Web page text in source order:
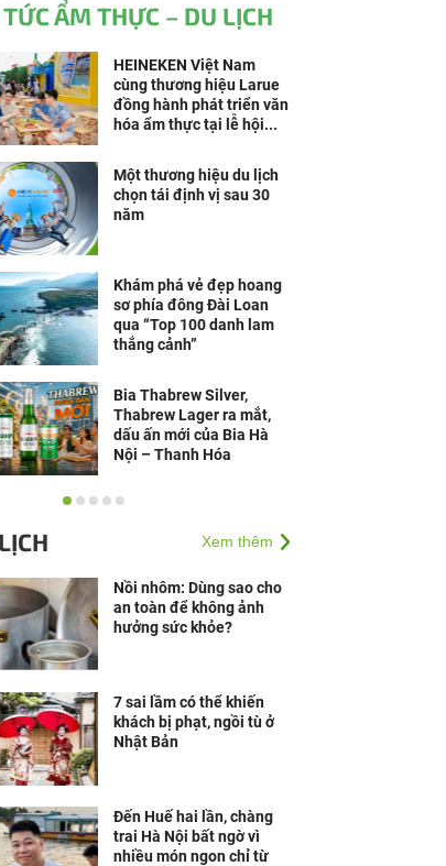
ẨM THỰC – DU LỊCH
HEINEKEN Việt Nam
cùng thương hiệu Larue
đồng hành phát triển văn
hóa ẩm thực tại lễ hội...
Một thương hiệu du lịch
chọn tái định vị sau 30
năm
Khám phá vẻ đẹp hoang
sơ phía đông Đài Loan
qua “Top 100 danh lam
thắng cảnh”
Bia Thabrew Silver,
Thabrew Lager ra mắt,
dấu ấn mới của Bia Hà
Nội – Thanh Hóa
Cà phê ZeMor - "Sản
chất lượng quốc tế 2026"
Xem thêm
Nồi nhôm: Dùng sao cho
an toàn để không ảnh
hưởng sức khỏe?
7 sai lầm có thể khiến
khách bị phạt, ngồi tù ở
Nhật Bản
Đến Huế hai lần, chàng
trai Hà Nội bất ngờ vì
nhiều món ngon chỉ từ